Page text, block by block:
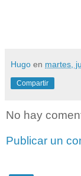
Hugo en martes,
Compartir
No hay
Publicar un